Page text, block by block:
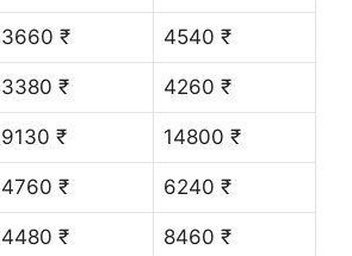
3660 ₹ 4540 ₹
3380 ₹ 4260 ₹
9130 ₹ 14800 ₹
4760 ₹ 6240 ₹
4480 ₹ 8460 ₹